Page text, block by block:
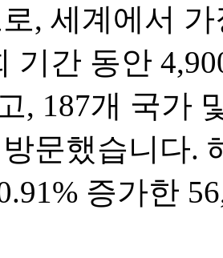
, 세계에서
기간 동안
, 187개 국가
문했습니다.
증가한